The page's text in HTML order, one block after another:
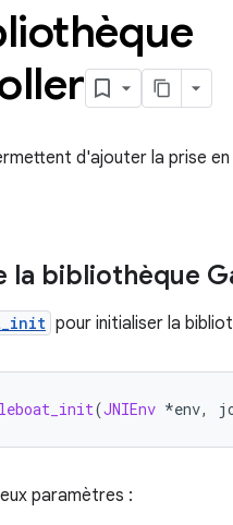
d'ajouter la prise
la bibliothèque
pour initialiser la
(JNIEnv *env,
paramètres :